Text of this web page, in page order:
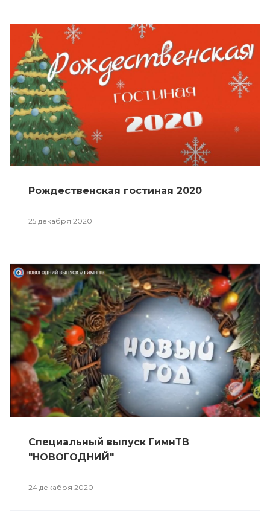
Рождественская гостиная 2020
25 декабря 2020
Специальный выпуск ГимнТВ
"НОВОГОДНИЙ"
24 декабря 2020